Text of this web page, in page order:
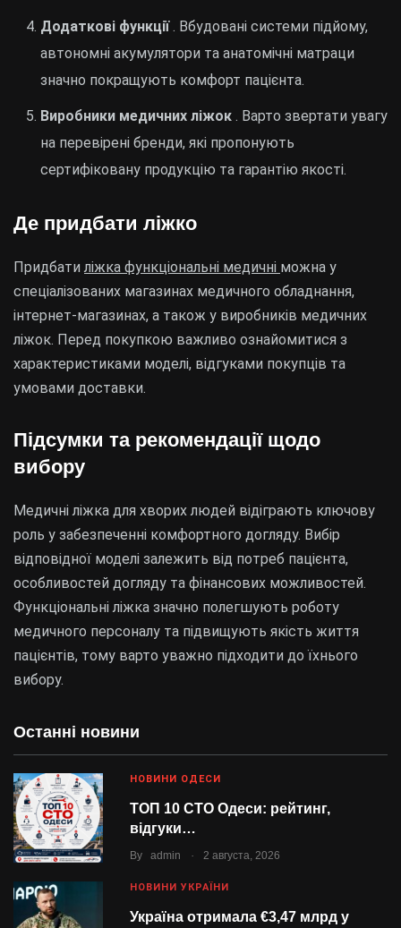
Останні новини
НОВИНИ ОДЕСИ
ТОП 10 СТО Одеси: рейтинг,
відгуки…
By admin . 2 августа, 2026
НОВИНИ УКРАЇНИ
Україна отримала €3,47 млрд у
Додаткові функції. Вбудовані системи підйому,
автономні акумулятори та анатомічні матраци
значно покращують комфорт пацієнта.
Виробники медичних ліжок . Варто звертати увагу
на перевірені бренди, які пропонують
сертифіковану продукцію та гарантію якості.
Де придбати ліжко
Придбатиліжка функціональні медичні можна у
спеціалізованих магазинах медичного обладнання,
інтернет-магазинах, а також у виробників медичних
ліжок. Перед покупкою важливо ознайомитися з
характеристиками моделі, відгуками покупців та
умовами доставки.
Підсумки та рекомендації щодо
вибору
Медичні ліжка для хворих людей відіграють ключову
роль у забезпеченні комфортного догляду. Вибір
відповідної моделі залежить від потреб пацієнта,
особливостей догляду та фінансових можливостей.
Функціональні ліжка значно полегшують роботу
медичного персоналу та підвищують якість життя
пацієнтів, тому варто уважно підходити до їхнього
вибору.